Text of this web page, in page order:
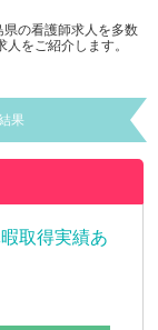
の看護師求人を多数
をご紹介します。
果
取得実績あ